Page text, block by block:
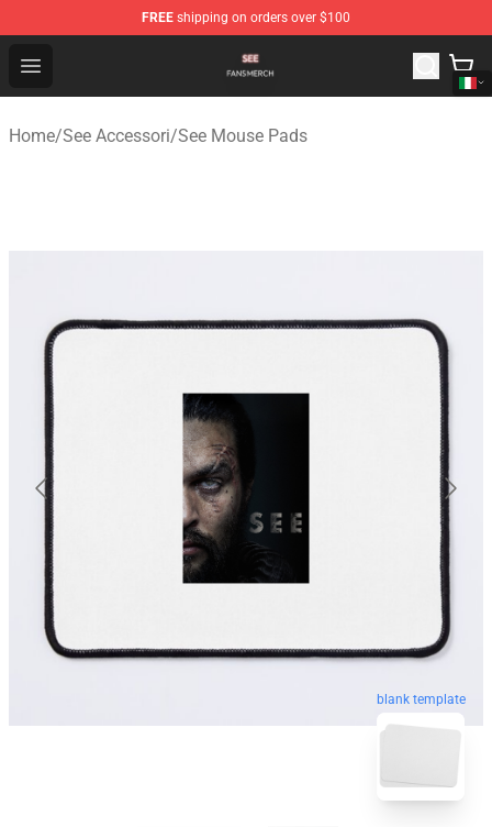
FREE shipping on orders over $100
Open menu
See Shop - Official See Merchandise Store
Home/See Accessori/See Mouse Pads
blank template